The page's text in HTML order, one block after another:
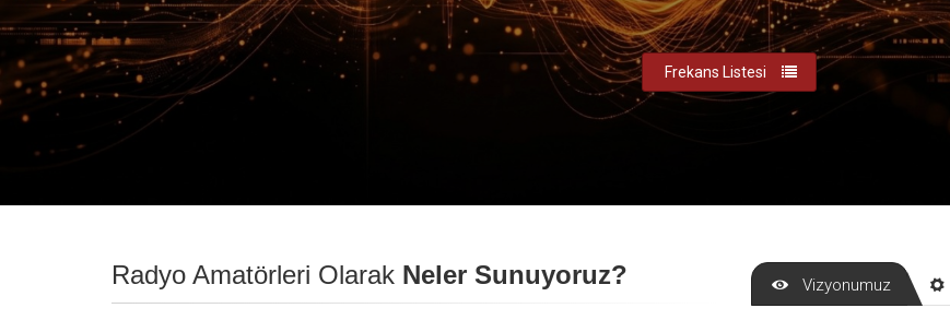
Frekans Listesi
Radyo Amatörleri Olarak Neler Sunuyoruz? Vizyonumuz